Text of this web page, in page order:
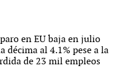
en EU baja en julio
décima al 4.1% pese a la
de 23 mil empleos